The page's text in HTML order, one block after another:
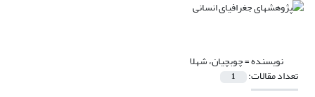
نویسنده =چوبچیان، شهلا
تعداد مقالات: 1